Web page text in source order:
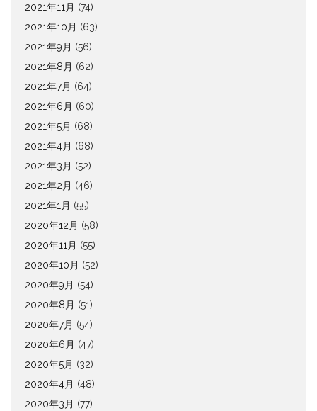
2021年11月 (74)
2021年10月 (63)
2021年9月 (56)
2021年8月 (62)
2021年7月 (64)
2021年6月 (60)
2021年5月 (68)
2021年4月 (68)
2021年3月 (52)
2021年2月 (46)
2021年1月 (55)
2020年12月 (58)
2020年11月 (55)
2020年10月 (52)
2020年9月 (54)
2020年8月 (51)
2020年7月 (54)
2020年6月 (47)
2020年5月 (32)
2020年4月 (48)
2020年3月 (77)